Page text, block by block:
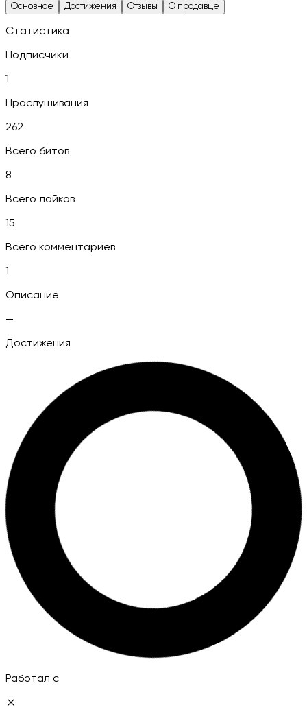
Основное Достижения Отзывы О продавце
Статистика
Подписчики
1
Прослушивания
262
Всего битов
8
Всего лайков
15
Всего комментариев
1
Описание
—
Достижения
Работал с